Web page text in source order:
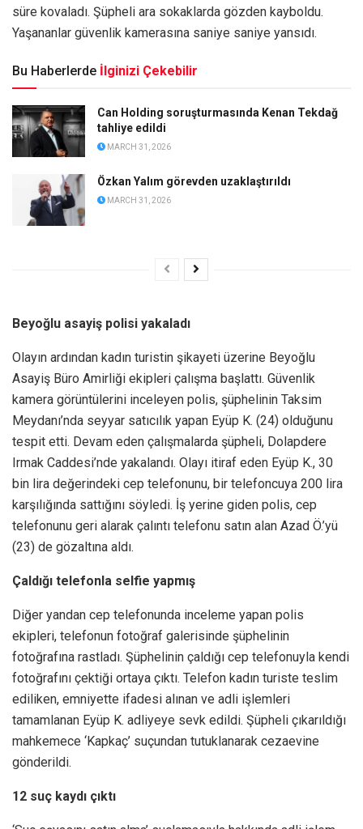
süre kovaladı. Şüpheli ara sokaklarda gözden kayboldu.
Yaşananlar güvenlik kamerasına saniye saniye yansıdı.
Bu Haberlerde İlginizi Çekebilir
Can Holding soruşturmasında Kenan Tekdağ
tahliye edildi
MARCH 31, 2026
Özkan Yalım görevden uzaklaştırıldı
MARCH 31, 2026
Beyoğlu asayiş polisi yakaladı
Olayın ardından kadın turistin şikayeti üzerine Beyoğlu
Asayiş Büro Amirliği ekipleri çalışma başlattı. Güvenlik
kamera görüntülerini inceleyen polis, şüphelinin Taksim
Meydanı’nda seyyar satıcılık yapan Eyüp K. (24) olduğunu
tespit etti. Devam eden çalışmalarda şüpheli, Dolapdere
Irmak Caddesi’nde yakalandı. Olayı itiraf eden Eyüp K., 30
bin lira değerindeki cep telefonunu, bir telefoncuya 200 lira
karşılığında sattığını söyledi. İş yerine giden polis, cep
telefonunu geri alarak çalıntı telefonu satın alan Azad Ö.’yü
(23) de gözaltına aldı.
Çaldığı telefonla selfie yapmış
Diğer yandan cep telefonunda inceleme yapan polis
ekipleri, telefonun fotoğraf galerisinde şüphelinin
fotoğrafına rastladı. Şüphelinin çaldığı cep telefonuyla kendi
fotoğrafını çektiği ortaya çıktı. Telefon kadın turiste teslim
ediliken, emniyette ifadesi alınan ve adli işlemleri
tamamlanan Eyüp K. adliyeye sevk edildi. Şüpheli çıkarıldığı
mahkemece ‘Kapkaç’ suçundan tutuklanarak cezaevine
gönderildi.
12 suç kaydı çıktı